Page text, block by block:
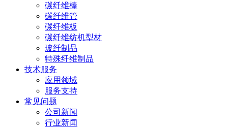
碳纤维棒
碳纤维管
碳纤维板
碳纤维纺机型材
玻纤制品
特殊纤维制品
技术服务
应用领域
服务支持
常见问题
公司新闻
行业新闻